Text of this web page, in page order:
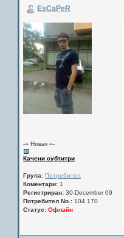
EsCaPeR
-= Новак =-
Качени субтитри
Група: Потребител
Коментари: 1
Регистриран: 30-December 09
Потребител No.: 104 170
Статус: Офлайн